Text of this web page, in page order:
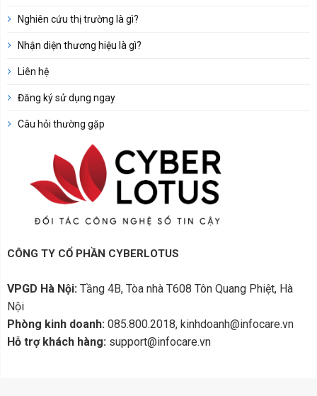
Nghiên cứu thị trường là gì?
Nhận diện thương hiệu là gì?
Liên hệ
Đăng ký sử dụng ngay
Câu hỏi thường gặp
CÔNG TY CỔ PHẦN CYBERLOTUS
VPGD Hà Nội: Tầng 4B, Tòa nhà T608 Tôn Quang Phiệt, Hà
Nội
Phòng kinh doanh: 085.800.2018, kinhdoanh@infocare.vn
Hỗ trợ khách hàng: support@infocare.vn